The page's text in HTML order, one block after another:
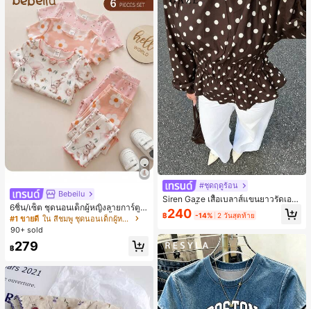
Bebeilu
6ชิ้น/เซ็ต ชุดนอนเด็กผู้หญิงลายการ์ตูน
หมีและดอกไม้ คอกลม แขนสั้น กางเกง
ขาสั้น ขอบระบาย สวมใส่สบาย
#1 ขายดี
ใน สีชมพู ชุดนอนเด็กผู้หญิง
90+ sold
฿279
#ชุดฤดูร้อน
Siren Gaze เสื้อเบลาส์แขนยาวรัดเอว
ลายจุดสีน้ำตาลใหม่สำหรับฤดูใบไม้ร่ว
งสำหรับผู้หญิง
฿240 -14% 2 วันสุดท้าย